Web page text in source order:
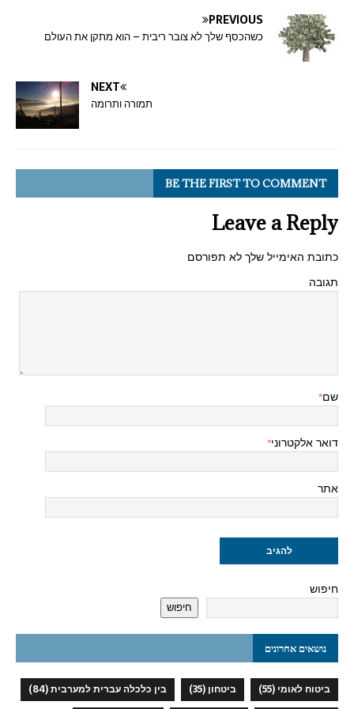
PREVIOUS
כשהכסף שלך לא צובר ריבית – הוא מתקן את העולם
NEXT
תמורה ותרומה
BE THE FIRST TO COMMENT
Leave a Reply
כתובת האימייל שלך לא תפורסם
תגובה
שם*
דואר אלקטרוני*
אתר
חיפוש
חיפוש
נושאים אחרונים
ביטוח לאומי (55) ביטחון (35) בין כלכלה עברית למערבית(84)